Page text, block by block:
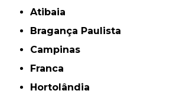
Atibaia
Bragança Paulista
Campinas
Franca
Hortolândia